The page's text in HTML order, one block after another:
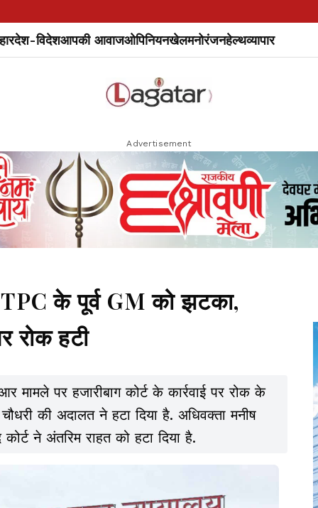
देश-विदेशआपकी आवाजओपिनियनखेलमनोरंजनहेल्थव्यापार
Advertisement
के पूर्व GM को झटका,
रोक हटी
मामले पर हजारीबाग कोर्ट के कार्रवाई पर रोक के
की अदालत ने हटा दिया है. अधिवक्ता मनीष
ने अंतरिम राहत को हटा दिया है.